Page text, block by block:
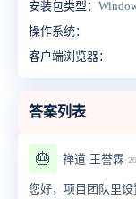
安装包类型：
操作系统：
客户端浏览器：
答案列表
🎂 禅道-王誉霖
您好，项目团队里设